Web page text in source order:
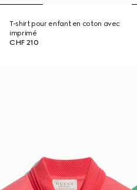
T-shirt pour enfant en coton avec
imprimé
CHF 210